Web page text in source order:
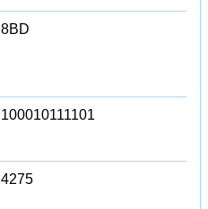
8BD
100010111101
4275